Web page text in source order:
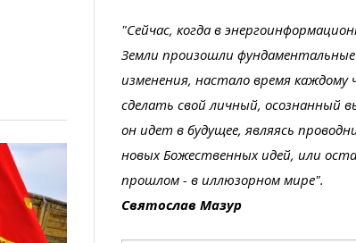
"Сейчас, когда в
Земли произошли фундаментальные
изменения, настало время каждому
сделать свой личный, осознанный
он идет в будущее, являясь
новых Божественных идей, или
прошлом - в иллюзорном мире".
Святослав Мазур